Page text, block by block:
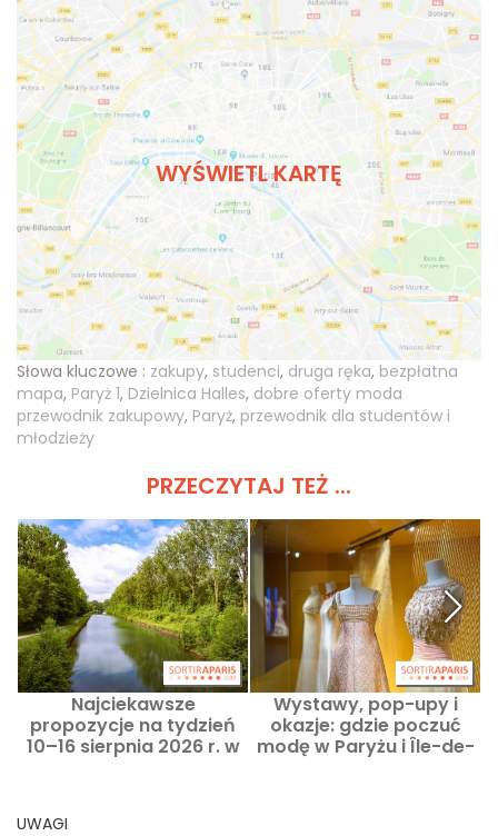
WYŚWIETL KARTĘ
Słowa kluczowe : zakupy, studenci, druga ręka, bezpłatna
mapa, Paryż 1, Dzielnica Halles, dobre oferty moda
przewodnik zakupowy, Paryż, przewodnik dla studentów i
młodzieży
PRZECZYTAJ TEŻ ...
Najciekawsze
propozycje na tydzień
10–16 sierpnia 2026 r. w
Wystawy, pop-upy i
okazje: gdzie poczuć
modę w Paryżu i Île-de-
UWAGI